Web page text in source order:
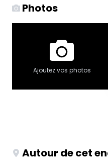
Photos
Ajoutez vos photos
Autour de cet